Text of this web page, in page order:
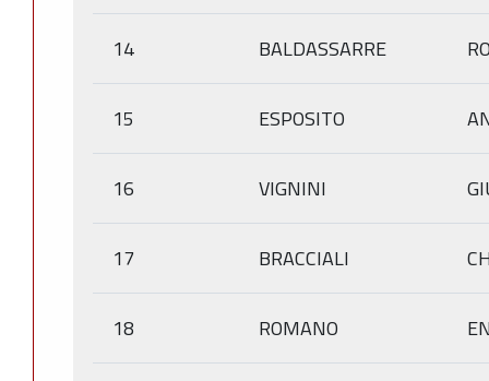
14 BALDASSARRE
15 ESPOSITO
16 VIGNINI
17 BRACCIALI
18 ROMANO